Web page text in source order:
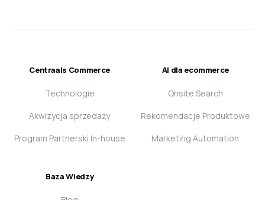
Centraals Commerce
Technologie
Akwizycja sprzedaży
Program Partnerski In-house
AI dla ecommerce
Onsite Search
Rekomendacje Produktowe
Marketing Automation
Baza Wiedzy